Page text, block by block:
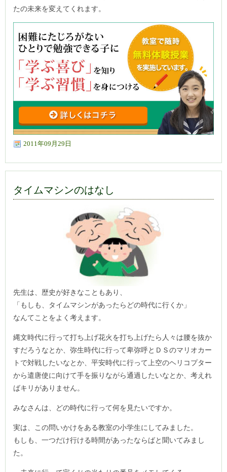
たの未来を変えてくれます。
2011年09月29日
タイムマシンのはなし
先生は、歴史が好きなこともあり、
「もしも、タイムマシンがあったらどの時代に行くか」
なんてことをよく考えます。
縄文時代に行って打ち上げ花火を打ち上げたら人々は腰を抜か
すだろうなとか、弥生時代に行って卑弥呼とＤＳのマリオカー
トで対戦したいなとか、平安時代に行って上空のヘリコプター
から遣唐使に向けて手を振りながら通過したいなとか、考えれ
ばキリがありません。
みなさんは、どの時代に行って何を見たいですか。
実は、この問いかけをある教室の小学生にしてみました。
もしも、一つだけ行ける時間があったならばと聞いてみまし
た。